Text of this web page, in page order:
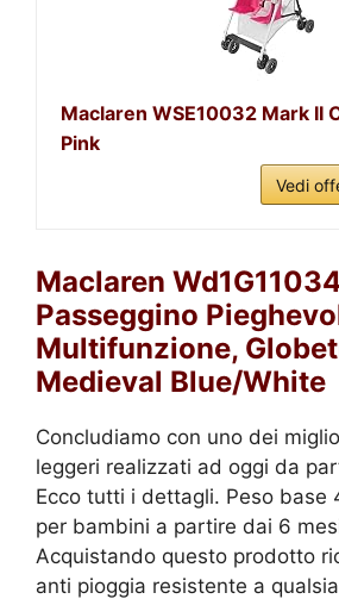
Maclaren WSE10032 Mark II
Pink
Vedi
Maclaren
Passeggino
Multifunzione,
Medieval Blue/White
Concludiamo con uno dei
leggeri realizzati ad oggi da
Ecco tutti i dettagli. Peso base
per bambini a partire dai 6
Acquistando questo prodotto
anti pioggia resistente a